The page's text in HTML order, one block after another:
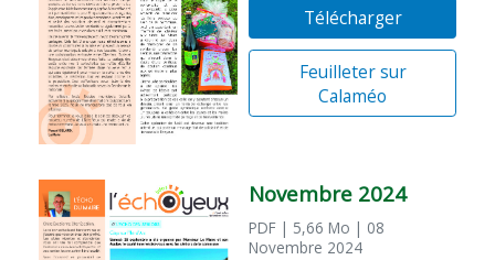
Télécharger
Feuilleter sur
Calaméo
Novembre 2024
PDF | 5,66 Mo | 08
Novembre 2024